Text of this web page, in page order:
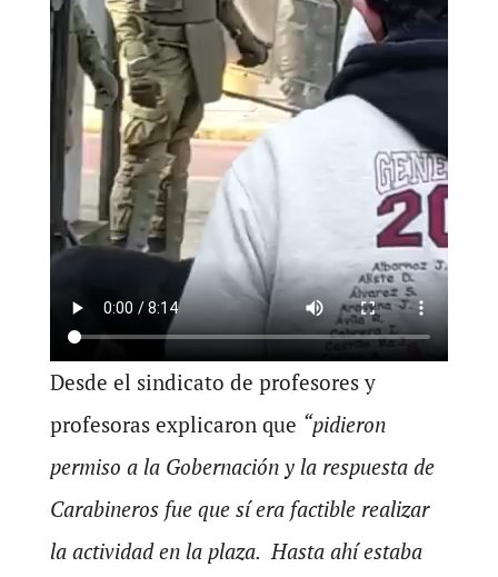
Desde el sindicato de profesores y
profesoras explicaron que “pidieron
permiso a la Gobernación y la respuesta de
Carabineros fue que sí era factible realizar
la actividad en la plaza. Hasta ahí estaba